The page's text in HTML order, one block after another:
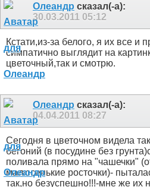
Олеандр сказал(-а):
30.03.2011 05:12
Кстати,из-за белого, я их все и
симпатично выглядит на
цветочный,так и смотрю.
Олеандр сказал(-а):
04.04.2011 08:27
Сегодня в цветочном видела
бегоний (в посудине без
поливала прямо на "чашечки"
малюсенькие росточки)-
так,но безуспешно!!!-мне же их